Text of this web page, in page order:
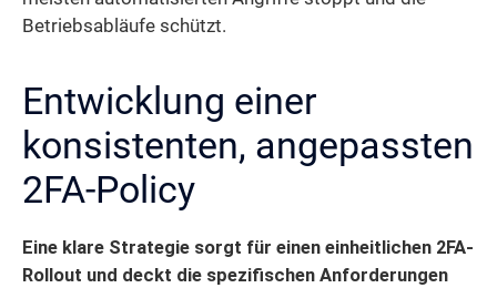
Betriebsabläufe schützt.
Entwicklung einer
konsistenten, angepassten
2FA-Policy
Eine klare Strategie sorgt für einen einheitlichen 2FA-
Rollout und deckt die spezifischen Anforderungen